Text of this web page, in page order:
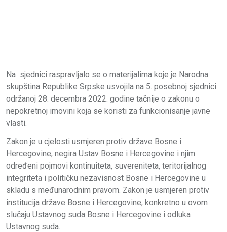
Na sjednici raspravljalo se o materijalima koje je Narodna
skupština Republike Srpske usvojila na 5. posebnoj sjednici
održanoj 28. decembra 2022. godine tačnije o zakonu o
nepokretnoj imovini koja se koristi za funkcionisanje javne
vlasti.
Zakon je u cjelosti usmjeren protiv države Bosne i
Hercegovine, negira Ustav Bosne i Hercegovine i njim
određeni pojmovi kontinuiteta, suvereniteta, teritorijalnog
integriteta i političku nezavisnost Bosne i Hercegovine u
skladu s međunarodnim pravom. Zakon je usmjeren protiv
institucija države Bosne i Hercegovine, konkretno u ovom
slučaju Ustavnog suda Bosne i Hercegovine i odluka
Ustavnog suda.